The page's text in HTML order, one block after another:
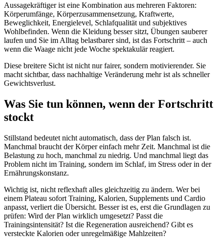
Aussagekräftiger ist eine Kombination aus mehreren Faktoren:
Körperumfänge, Körperzusammensetzung, Kraftwerte,
Beweglichkeit, Energielevel, Schlafqualität und subjektives
Wohlbefinden. Wenn die Kleidung besser sitzt, Übungen sauberer
laufen und Sie im Alltag belastbarer sind, ist das Fortschritt – auch
wenn die Waage nicht jede Woche spektakulär reagiert.
Diese breitere Sicht ist nicht nur fairer, sondern motivierender. Sie
macht sichtbar, dass nachhaltige Veränderung mehr ist als schneller
Gewichtsverlust.
Was Sie tun können, wenn der Fortschritt
stockt
Stillstand bedeutet nicht automatisch, dass der Plan falsch ist.
Manchmal braucht der Körper einfach mehr Zeit. Manchmal ist die
Belastung zu hoch, manchmal zu niedrig. Und manchmal liegt das
Problem nicht im Training, sondern im Schlaf, im Stress oder in der
Ernährungskonstanz.
Wichtig ist, nicht reflexhaft alles gleichzeitig zu ändern. Wer bei
einem Plateau sofort Training, Kalorien, Supplements und Cardio
anpasst, verliert die Übersicht. Besser ist es, erst die Grundlagen zu
prüfen: Wird der Plan wirklich umgesetzt? Passt die
Trainingsintensität? Ist die Regeneration ausreichend? Gibt es
versteckte Kalorien oder unregelmäßige Mahlzeiten?